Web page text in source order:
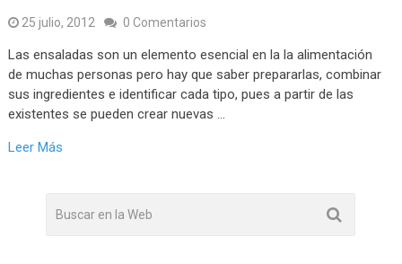
25 julio, 2012 0 Comentarios
Las ensaladas son un elemento esencial en la la alimentación
de muchas personas pero hay que saber prepararlas, combinar
sus ingredientes e identificar cada tipo, pues a partir de las
existentes se pueden crear nuevas …
Leer Más